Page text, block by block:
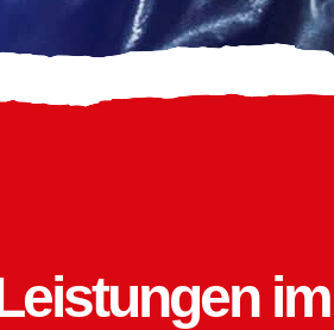
im